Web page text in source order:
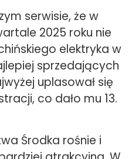
serwisie, że w
2025 roku nie
elektryka w
sprzedających
uplasował się
co dało mu 13.
Środka rośnie i